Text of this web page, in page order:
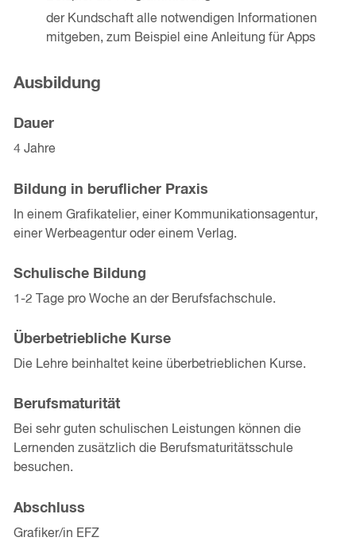
der Kundschaft alle notwendigen Informationen
mitgeben, zum Beispiel eine Anleitung für Apps
Ausbildung
Dauer
4 Jahre
Bildung in beruflicher Praxis
In einem Grafikatelier, einer Kommunikationsagentur,
einer Werbeagentur oder einem Verlag.
Schulische Bildung
1-2 Tage pro Woche an der Berufsfachschule.
Überbetriebliche Kurse
Die Lehre beinhaltet keine überbetrieblichen Kurse.
Berufsmaturität
Bei sehr guten schulischen Leistungen können die
Lernenden zusätzlich die Berufsmaturitätsschule
besuchen.
Abschluss
Grafiker/in EFZ